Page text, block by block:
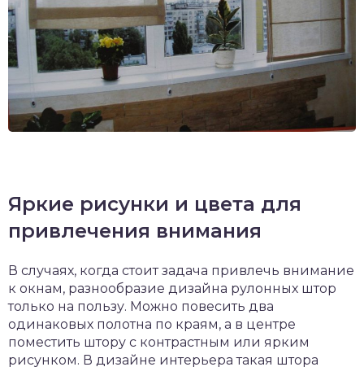
Яркие рисунки и цвета для
привлечения внимания
В случаях, когда стоит задача привлечь внимание
к окнам, разнообразие дизайна рулонных штор
только на пользу. Можно повесить два
одинаковых полотна по краям, а в центре
поместить штору с контрастным или ярким
рисунком. В дизайне интерьера такая штора